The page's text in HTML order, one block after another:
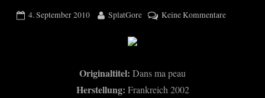
Posted
4. September 2010 By
SplatGore Keine Kommentarezu
Originaltitel: Dans ma peau
Herstellung: Frankreich 2002